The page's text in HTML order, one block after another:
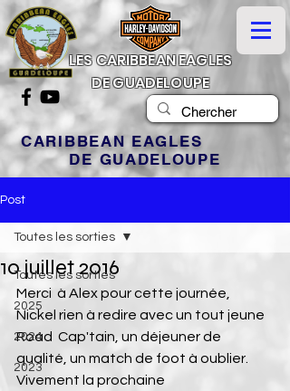
LES CARIBBEAN EAGLES
DE GUADELOUPE
CARIBBEAN EAGLES
DE GUADELOUPE
Post
Toutes les sorties
2025
2024
2023
Toutes les sorties
10 juillet 2016
Merci  à Alex pour cette journée,
Nickel rien à redire avec un tout jeune
Road  Cap'tain, un déjeuner de
qualité, un match de foot à oublier.
Vivement la prochaine